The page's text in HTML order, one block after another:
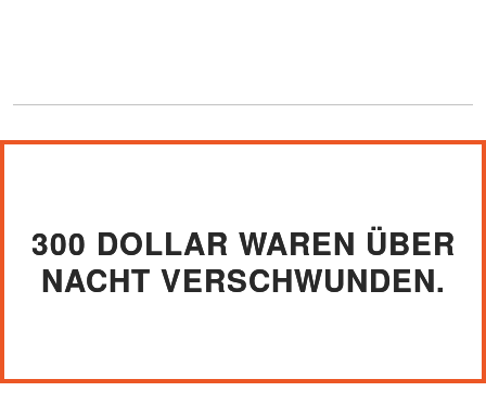
300 DOLLAR WAREN ÜBER
NACHT VERSCHWUNDEN.